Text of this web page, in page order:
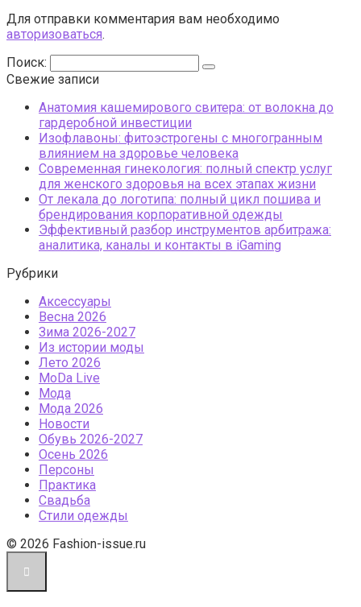
Для отправки комментария вам необходимо
авторизоваться.
Поиск:
Свежие записи
Анатомия кашемирового свитера: от волокна до
гардеробной инвестиции
Изофлавоны: фитоэстрогены с многогранным
влиянием на здоровье человека
Современная гинекология: полный спектр услуг
для женского здоровья на всех этапах жизни
От лекала до логотипа: полный цикл пошива и
брендирования корпоративной одежды
Эффективный разбор инструментов арбитража:
аналитика, каналы и контакты в iGaming
Рубрики
Аксессуары
Весна 2026
Зима 2026-2027
Из истории моды
Лето 2026
МоDа Live
Мода
Мода 2026
Новости
Обувь 2026-2027
Осень 2026
Персоны
Практика
Свадьба
Стили одежды
© 2026 Fashion-issue.ru